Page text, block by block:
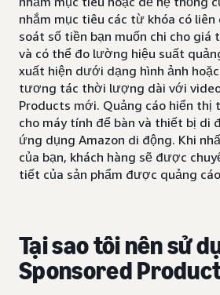
nhắm mục tiêu các từ khóa có liên
soát số tiền bạn muốn chi cho giá
và có thể đo lường hiệu suất
xuất hiện dưới dạng hình ảnh
tương tác thời lượng dài với
Products mới. Quảng cáo hiển thị
cho máy tính để bàn và thiết bị di
ứng dụng Amazon di động. Khi
của bạn, khách hàng sẽ được
tiết của sản phẩm được quảng
Tại sao tôi nên sử
Sponsored